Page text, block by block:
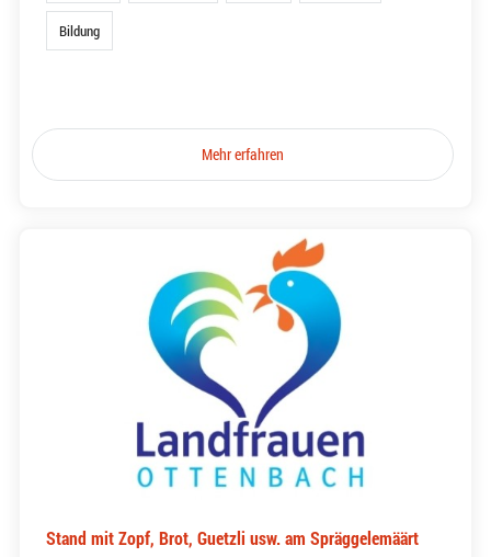
Bildung
Mehr erfahren
Stand mit Zopf, Brot, Guetzli usw. am Spräggelemäärt